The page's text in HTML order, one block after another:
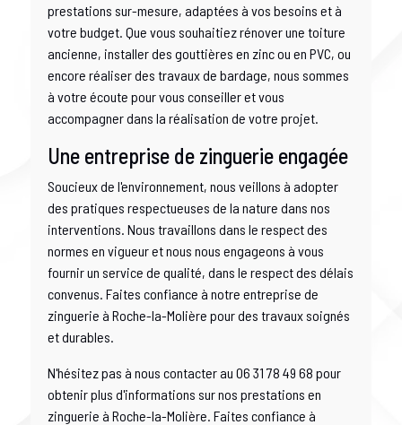
prestations sur-mesure, adaptées à vos besoins et à
votre budget. Que vous souhaitiez rénover une toiture
ancienne, installer des gouttières en zinc ou en PVC, ou
encore réaliser des travaux de bardage, nous sommes
à votre écoute pour vous conseiller et vous
accompagner dans la réalisation de votre projet.
Une entreprise de zinguerie engagée
Soucieux de l'environnement, nous veillons à adopter
des pratiques respectueuses de la nature dans nos
interventions. Nous travaillons dans le respect des
normes en vigueur et nous nous engageons à vous
fournir un service de qualité, dans le respect des délais
convenus. Faites confiance à notre entreprise de
zinguerie à Roche-la-Molière pour des travaux soignés
et durables.
N'hésitez pas à nous contacter au 06 31 78 49 68 pour
obtenir plus d'informations sur nos prestations en
zinguerie à Roche-la-Molière. Faites confiance à